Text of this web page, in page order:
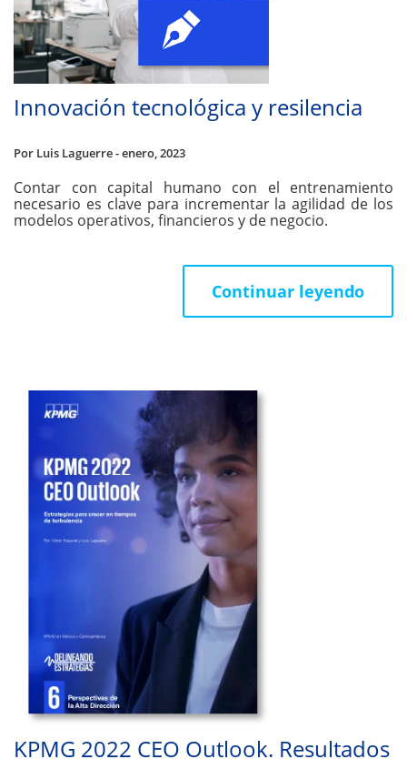
Innovación tecnológica y resilencia
Por Luis Laguerre - enero, 2023
Contar con capital humano con el entrenamiento
necesario es clave para incrementar la agilidad de los
modelos operativos, financieros y de negocio.
Continuar leyendo
KPMG 2022 CEO Outlook. Resultados